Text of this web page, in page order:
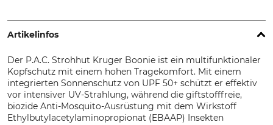
Artikelinfos
Der P.A.C. Strohhut Kruger Boonie ist ein multifunktionaler
Kopfschutz mit einem hohen Tragekomfort. Mit einem
integrierten Sonnenschutz von UPF 50+ schützt er effektiv
vor intensiver UV-Strahlung, während die giftstofffreie,
biozide Anti-Mosquito-Ausrüstung mit dem Wirkstoff
Ethylbutylacetylaminopropionat (EBAAP) Insekten